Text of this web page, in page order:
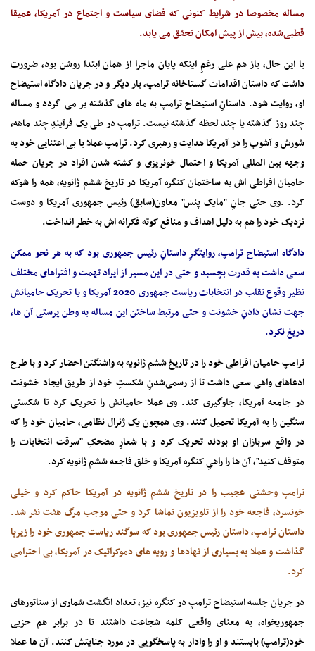
مساله مخصوصا در شرایط کنونی که فضای سیاست و اجتماع در آمریکا، عمیقا
قطبی‌شده، بیش از پیش امکان تحقق می یابد.
با این حال، باز هم علی رغمِ اینکه پایان ماجرا از همان ابتدا روشن بود، ضرورت
داشت که داستان اقدامات گستاخانه ترامپ، بار دیگر و در جریان دادگاه استیضاح
او، روایت شود. داستانِ استیضاح ترامپ به ماه های گذشته بر می گردد و مساله
چند روز گذشته یا چند لحظه گذشته نیست. ترامپ در طی یک فرآیندِ چند ماهه،
شورش و آشوب را در آمریکا هدایت و رهبری کرد. ترامپ عملا با بی اعتنایی خود به
وجهه بین المللی آمریکا و احتمال خونریزی و کشته شدن افراد در جریان حمله
حامیان افراطی اش به ساختمان کنگره آمریکا در تاریخ ششم ژانویه، همه را شوکه
کرد. .وی حتی جانِ "مایک پنس" معاون(سابق) رئیس جمهوری آمریکا و دوست
نزدیک خود را هم به دلیل اهداف و منافع کوته فکرانه اش به خطر انداخت.
دادگاه استیضاح ترامپ، روایتگرِ داستانِ رئیس جمهوری بود که به هر نحو ممکن
سعی داشت به قدرت بچسبد و حتی در این مسیر از ایراد تهمت و افتراهای مختلف
نظیر وقوع تقلب در انتخابات ریاست جمهوری 2020 آمریکا و یا تحریک حامیانش
جهت نشان دادنِ خشونت و حتی مرتبط ساختن این مساله به وطن پرستی آن ها،
دریغ نکرد.
ترامپ حامیان افراطی خود را در تاریخ ششم ژانویه به واشنگتن احضار کرد و با طرح
ادعاهای واهی سعی داشت تا از رسمی‌شدنِ شکستِ خود از طریق ایجاد خشونت
در جامعه آمریکا، جلوگیری کند. وی عملا حامیانش را تحریک کرد تا شکستی
سنگین را به آمریکا تحمیل کنند. وی همچون یک ژنرال نظامی، حامیان خود را که
در واقع سربازان او بودند تحریک کرد و با شعارِ مضحکِ "سرقت انتخابات را
متوقف کنید"، آن ها را راهیِ کنگره آمریکا و خلق فاجعه ششم ژانویه کرد.
ترامپ وحشتی عجیب را در تاریخ ششم ژانویه در آمریکا حاکم کرد و خیلی
خونسرد، فاجعه خود را از تلویزیون تماشا کرد و حتی موجب مرگ هفت نفر شد.
داستان ترامپ، داستان رئیس جمهوری بود که سوگند ریاست جمهوری خود را زیرپا
گذاشت و عملا به بسیاری از نهادها و رویه های دموکراتیک در آمریکا، بی احترامی
کرد.
در جریان جلسه استیضاح ترامپ در کنگره نیز، تعداد انگشت شماری از سناتورهای
جمهوریخواه، به معنای واقعی کلمه شجاعت داشتند تا در برابر هم حزبی
خود(ترامپ) بایستند و او را وادار به پاسخگویی در مورد جنایتش کنند. آن ها عملا